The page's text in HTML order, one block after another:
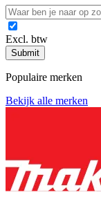
Excl. btw
Submit
Populaire merken
Bekijk alle merken